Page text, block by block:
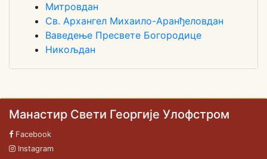
Митровдан
Св. Архангел Михаило-Аранђеловдан
Ваведење Пресвете Богородице
Никољдан
Манастир Свети Георгије Улофстром
Facebook
Instagram